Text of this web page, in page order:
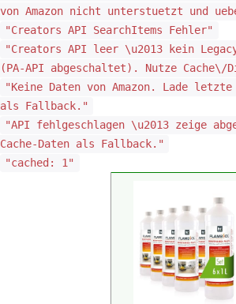
von Amazon nicht unterstuetzt und
"Creators API SearchItems Fehler"
"Creators API leer \u2013 kein
(PA-API abgeschaltet). Nutze
"Keine Daten von Amazon. Lade
als Fallback."
"API fehlgeschlagen \u2013 zeige
Cache-Daten als Fallback."
"cached: 1"